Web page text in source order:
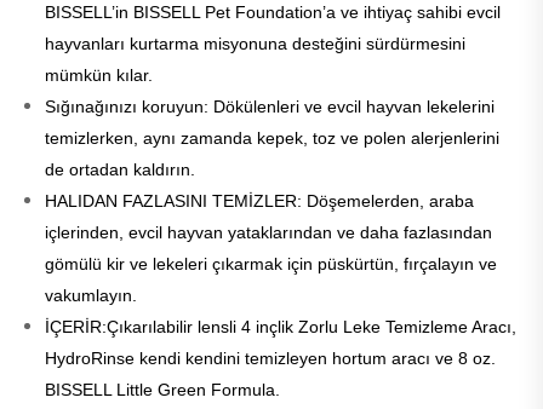
BISSELL’in BISSELL Pet Foundation’a ve ihtiyaç sahibi evcil
hayvanları kurtarma misyonuna desteğini sürdürmesini
mümkün kılar.
Sığınağınızı koruyun: Dökülenleri ve evcil hayvan lekelerini
temizlerken, aynı zamanda kepek, toz ve polen alerjenlerini
de ortadan kaldırın.
HALIDAN FAZLASINI TEMİZLER: Döşemelerden, araba
içlerinden, evcil hayvan yataklarından ve daha fazlasından
gömülü kir ve lekeleri çıkarmak için püskürtün, fırçalayın ve
vakumlayın.
İÇERİR:Çıkarılabilir lensli 4 inçlik Zorlu Leke Temizleme Aracı,
HydroRinse kendi kendini temizleyen hortum aracı ve 8 oz.
BISSELL Little Green Formula.